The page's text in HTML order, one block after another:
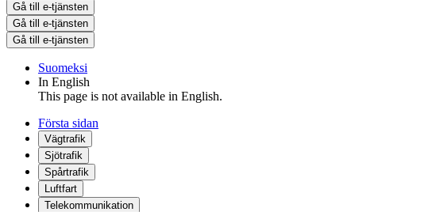
Gå till e-tjänsten
Gå till e-tjänsten
Gå till e-tjänsten
Suomeksi
In English
This page is not available in English.
Första sidan
Vägtrafik
Sjötrafik
Spårtrafik
Luftfart
Telekommunikation